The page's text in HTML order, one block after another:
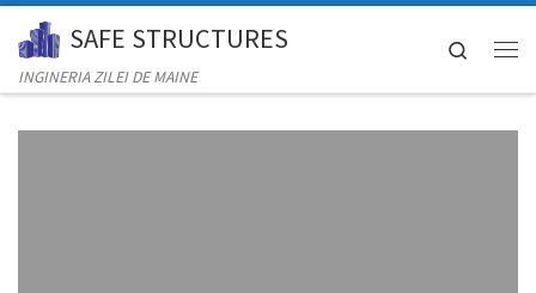
Skip to content
SAFE STRUCTURES
INGINERIA ZILEI DE MAINE
Search